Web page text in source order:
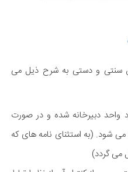
سنتی و دستی به شرح ذیل می
واحد دبیرخانه شده و در صورت
می شود. (به استثنای نامه های که
می گردد)